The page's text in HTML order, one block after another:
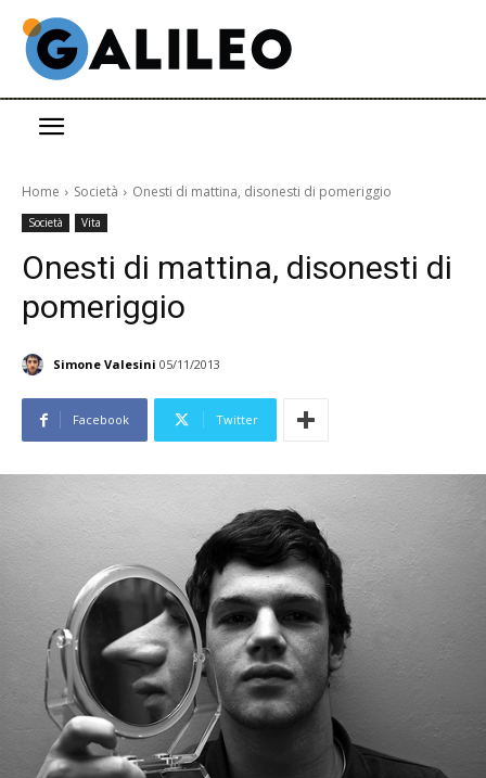
Home Società Onesti di mattina, disonesti di pomeriggio
Società Vita
Onesti di mattina, disonesti di
pomeriggio
Simone Valesini 05/11/2013
Facebook Twitter